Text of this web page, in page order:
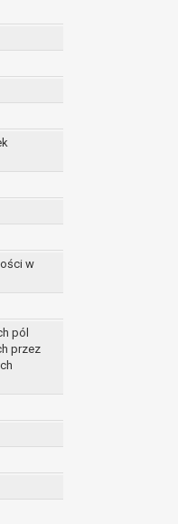
w
pól
przez
bądź
przetwarzania do celów
z Pani/Pana
prawnie uzasadnionych
lub obrony roszczeń.
danych osobowych
w dowolnym momencie.
wniesienia skargi do
skargi jest Prezes
której przetwarzane są
poddawane